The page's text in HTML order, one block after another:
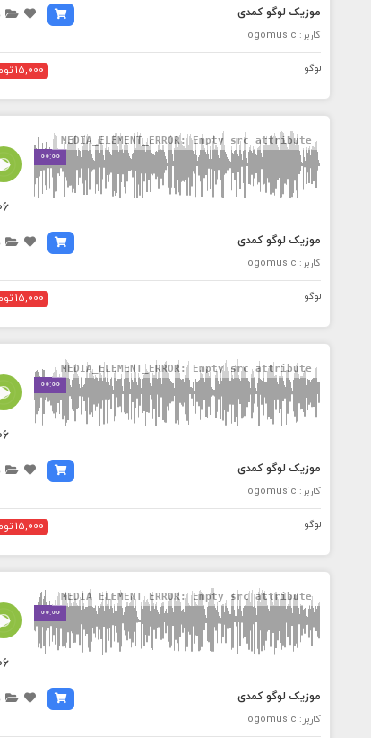
موزیک لوگو کمدی
کاربر: logomusic
لوگو 15,000 تومان
00:00
MEDIA_ELEMENT_ERROR: Empty src attribute
موزیک لوگو کمدی
کاربر: logomusic
لوگو 15,000 تومان
00:00
MEDIA_ELEMENT_ERROR: Empty src attribute
موزیک لوگو کمدی
کاربر: logomusic
لوگو 15,000 تومان
00:00
MEDIA_ELEMENT_ERROR: Empty src attribute
موزیک لوگو کمدی
کاربر: logomusic